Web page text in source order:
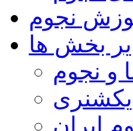
نجوم
بخش ها
و نجوم
ایران